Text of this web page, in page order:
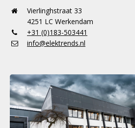
Vierlinghstraat 33
4251 LC Werkendam
+31 (0)183-503441
info@elektrends.nl